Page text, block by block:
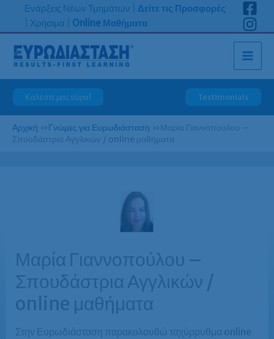
Μετάβαση
περιεχόμενο
Ενάρξεις Νέων Τμημάτων
Δείτε τις Προσφορές
Χρήσιμα Online Μαθήματα
Καλέστε μας τώρα! Testimonials
Αρχική »Γνώμες για Ευρωδιάσταση » Μαρία Γιαννοπούλου –
Σπουδάστρια Αγγλικών / online μαθήματα
Μαρία Γιαννοπούλου –
Σπουδάστρια Αγγλικών /
online μαθήματα
Στην Ευρωδιάσταση παρακολουθώ ταχύρρυθμα online